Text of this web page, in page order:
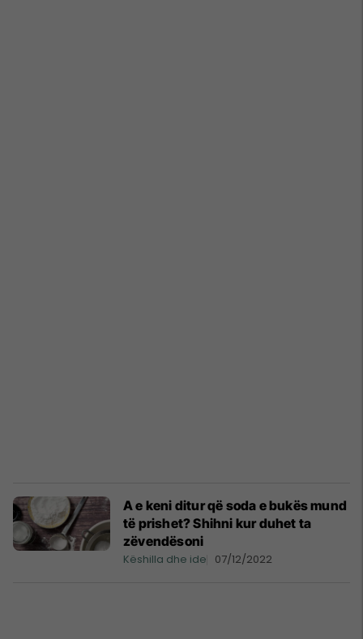
A e keni ditur që soda e bukës mund
të prishet? Shihni kur duhet ta
zëvendësoni
Këshilla dhe ide 07/12/2022